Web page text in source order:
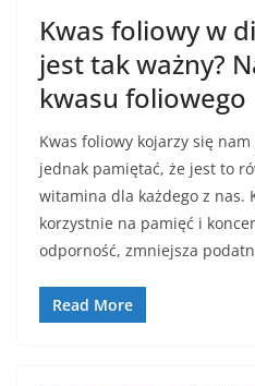
Kwas foliowy w
jest tak ważny?
kwasu foliowego
Kwas foliowy kojarzy się nam
jednak pamiętać, że jest to
witamina dla każdego z nas.
korzystnie na pamięć i
odporność, zmniejsza
Read More